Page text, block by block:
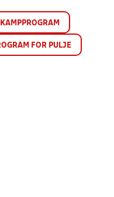
KAMPPROGRAM
FOR PULJE